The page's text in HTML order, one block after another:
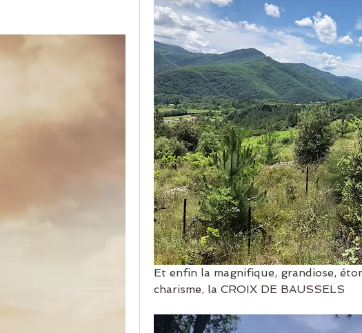
Et enfin la magnifique, grandiose,
charisme, la CROIX DE BAUSSELS